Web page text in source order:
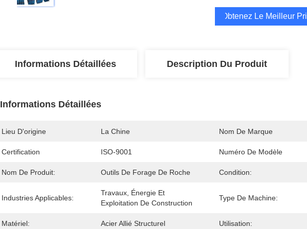
Obtenez Le Meilleur Prix
Informations Détaillées Description Du Produit
Informations Détaillées
Lieu D'origine La Chine Nom De Marque
Certification ISO-9001 Numéro De Modèle
Nom De Produit: Outils De Forage De Roche Condition:
Industries Applicables:
Travaux, Énergie Et
Exploitation De Construction
Type De Machine:
Matériel: Acier Allié Structurel Utilisation: